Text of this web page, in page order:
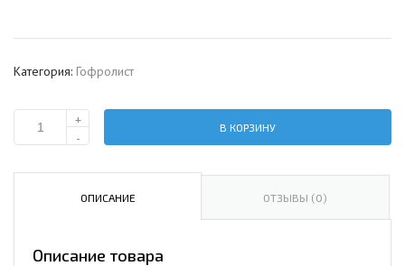
Категория: Гофролист
Количество
ММ25
+
-
В КОРЗИНУ
ОПИСАНИЕ ОТЗЫВЫ (0)
Описание товара